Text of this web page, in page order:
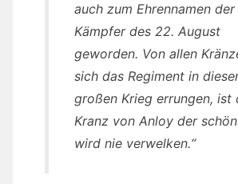
auch zum Ehrennamen der
Kämpfer des 22. August
geworden. Von allen
sich das Regiment in
großen Krieg errungen, ist
Kranz von Anloy der
wird nie verwelken.“